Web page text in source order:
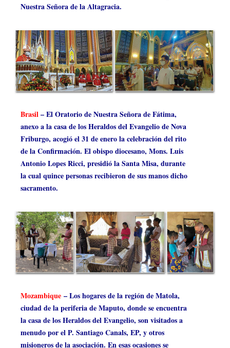
Nuestra Señora de la Altagracia.
Brasil– El Oratorio de Nuestra Señora de Fátima,
anexo a la casa de los Heraldos del Evangelio de Nova
Friburgo, acogió el 31 de enero la celebración del rito
de la Confirmación. El obispo diocesano, Mons. Luis
Antonio Lopes Ricci, presidió la Santa Misa, durante
la cual quince personas recibieron de sus manos dicho
sacramento.
Mozambique – Los hogares de la región de Matola,
ciudad de la periferia de Maputo, donde se encuentra
la casa de los Heraldos del Evangelio, son visitados a
menudo por el P. Santiago Canals, EP, y otros
misioneros de la asociación. En esas ocasiones se